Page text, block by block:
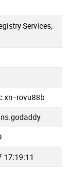
Services,
rovu88b
17:19:11